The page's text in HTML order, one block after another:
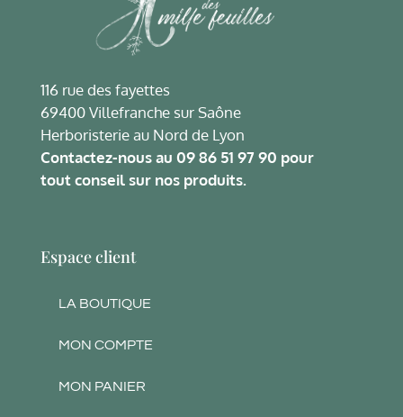
116 rue des fayettes
69400 Villefranche sur Saône
Herboristerie au Nord de Lyon
Contactez-nous au 09 86 51 97 90 pour
tout conseil sur nos produits.
Espace client
LA BOUTIQUE
MON COMPTE
MON PANIER